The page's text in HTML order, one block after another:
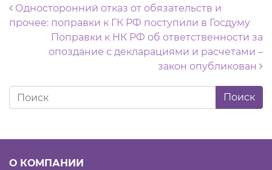
Навигация по записям
Односторонний отказ от обязательств и
прочее: поправки к ГК РФ поступили в Госдуму
Поправки к НК РФ об ответственности за
опоздание с декларациями и расчетами –
закон опубликован
О КОМПАНИИ